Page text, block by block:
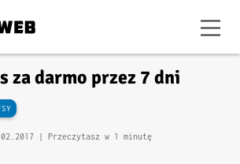
za darmo przez 7 dni
| Przeczytasz w 1 minutę